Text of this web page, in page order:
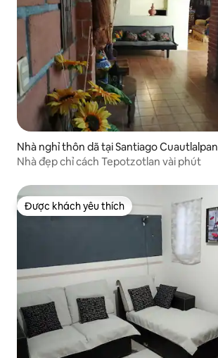
Nhà nghỉ thôn dã tại Santiago Cuautlalpan
Nhà đẹp chỉ cách Tepotzotlan vài phút
Được khách yêu thích
Được khách yêu thích